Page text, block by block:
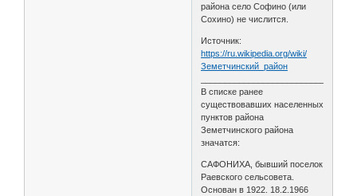
района село Софино (или
Сохино) не числится.
Источник:
https://ru.wikipedia.org/wiki/
Земетчинский_район
В списке ранее
существовавших населенных
пунктов района
Земетчинского района
значатся:
САФОНИХА, бывший поселок
Раевского сельсовета.
Основан в 1922. 18.2.1966